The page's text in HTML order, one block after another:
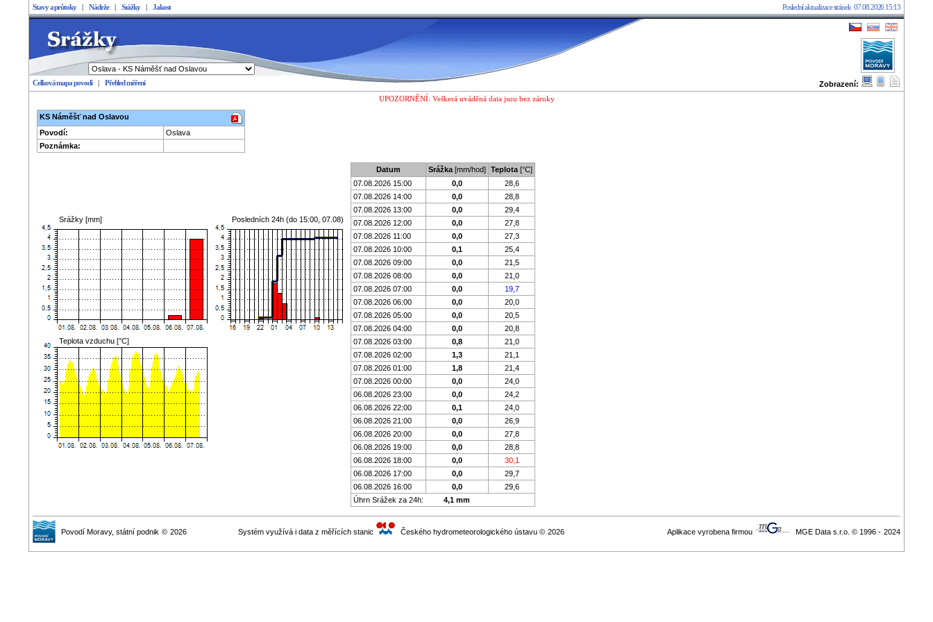
Stavy a průtoky Nádrže Srážky Jakost Poslední aktualizace stránek 07.08.2026 15:13
Celková mapa povodí Přehled měření
Zobrazení:
UPOZORNĚNÍ: Veškerá uváděná data jsou bez záruky
KS Náměšť nad Oslavou
Povodí:
Oslava
Poznámka:
Srážky [mm] Posledních 24h (do 15:00, 07.08)
Teplota vzduchu [°C]
Datum Srážka [mm/hod] Teplota [°C]
07.08.2026 15:00
0,0
28,6
07.08.2026 14:00
0,0
28,8
07.08.2026 13:00
0,0
29,4
07.08.2026 12:00
0,0
27,8
07.08.2026 11:00
0,0
27,3
07.08.2026 10:00
0,1
25,4
07.08.2026 09:00
0,0
21,5
07.08.2026 08:00
0,0
21,0
07.08.2026 07:00
0,0
19,7
07.08.2026 06:00
0,0
20,0
07.08.2026 05:00
0,0
20,5
07.08.2026 04:00
0,0
20,8
07.08.2026 03:00
0,8
21,0
07.08.2026 02:00
1,3
21,1
07.08.2026 01:00
1,8
21,4
07.08.2026 00:00
0,0
24,0
06.08.2026 23:00
0,0
24,2
06.08.2026 22:00
0,1
24,0
06.08.2026 21:00
0,0
26,9
06.08.2026 20:00
0,0
27,8
06.08.2026 19:00
0,0
28,8
06.08.2026 18:00
0,0
30,1
06.08.2026 17:00
0,0
29,7
06.08.2026 16:00
0,0
29,6
Úhrn Srážek za 24h:
4,1 mm
Povodí Moravy, státní podnik © 2026 Systém využívá i data z měřících stanic Českého hydrometeorologického ústavu © 2026 Aplikace vyrobena firmou MGE Data s.r.o. © 1996 - 2024